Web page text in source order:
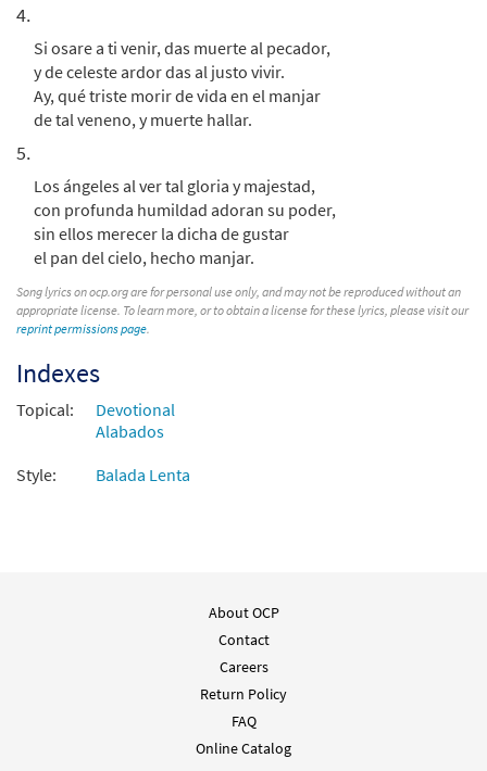
Altisimo Senor [Choral -
Downloadable]
$ 2.05 30131876 DIGITAL
Add to cart
4.
Si osare a ti venir, das muerte al pecador,
y de celeste ardor das al justo vivir.
Ay, qué triste morir de vida en el manjar
de tal veneno, y muerte hallar.
5.
Los ángeles al ver tal gloria y majestad,
con profunda humildad adoran su poder,
sin ellos merecer la dicha de gustar
el pan del cielo, hecho manjar.
Song lyrics on ocp.org are for personal use only, and may not be reproduced without an
appropriate license. To learn more, or to obtain a license for these lyrics, please visit our
reprint permissions page.
Indexes
Topical:
Devotional
Alabados
Style:
Balada Lenta
About OCP
Contact
Careers
Return Policy
FAQ
Online Catalog